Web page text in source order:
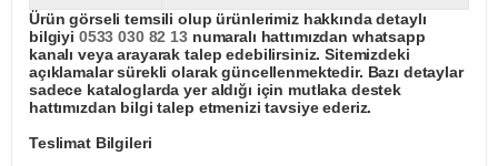
Ürün görseli temsili olup ürünlerimiz hakkında detaylı
bilgiyi 0533 030 82 13numaralı hattımızdan whatsapp
kanalı veya arayarak talep edebilirsiniz. Sitemizdeki
açıklamalar sürekli olarak güncellenmektedir. Bazı detaylar
sadece kataloglarda yer aldığı için mutlaka destek
hattımızdan bilgi talep etmenizi tavsiye ederiz.
Teslimat Bilgileri